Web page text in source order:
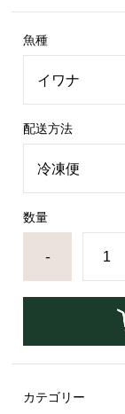
魚種
配送方法
数量
-
カテゴリー